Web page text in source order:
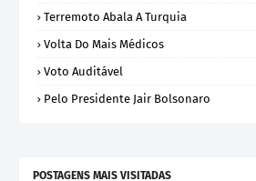
Terremoto Abala A Turquia
Volta Do Mais Médicos
Voto Auditável
Pelo Presidente Jair Bolsonaro
POSTAGENS MAIS VISITADAS